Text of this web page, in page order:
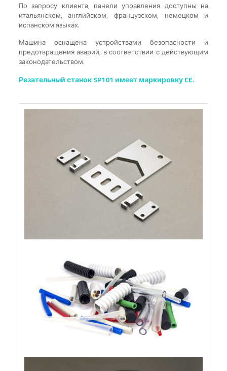
По запросу клиента, панели управления доступны на
итальянском, английском, французском, немецком и
испанском языках.
Машина оснащена устройствами безопасности и
предотвращения аварий, в соответствии с действующим
законодательством.
Резательный станок SP101 имеет маркировку CE.